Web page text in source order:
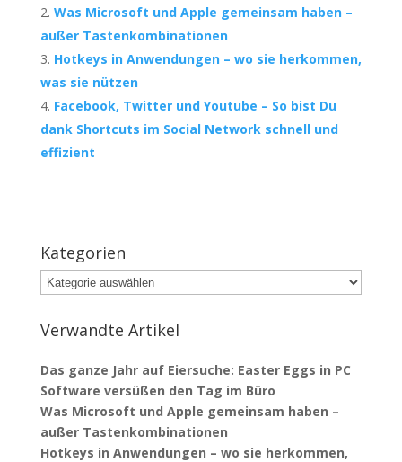
Was Microsoft und Apple gemeinsam haben –
außer Tastenkombinationen
Hotkeys in Anwendungen – wo sie herkommen,
was sie nützen
Facebook, Twitter und Youtube – So bist Du
dank Shortcuts im Social Network schnell und
effizient
Kategorien
Kategorien
Verwandte Artikel
Das ganze Jahr auf Eiersuche: Easter Eggs in PC
Software versüßen den Tag im Büro
Was Microsoft und Apple gemeinsam haben –
außer Tastenkombinationen
Hotkeys in Anwendungen – wo sie herkommen,